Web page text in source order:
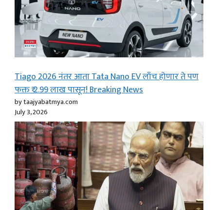
Tiago 2026 नंतर आता Tata Nano EV लाँच होणार ते पण
फक्त ₹ 2.99 लाख पासून! Breaking News
by taajyabatmya.com
July 3, 2026